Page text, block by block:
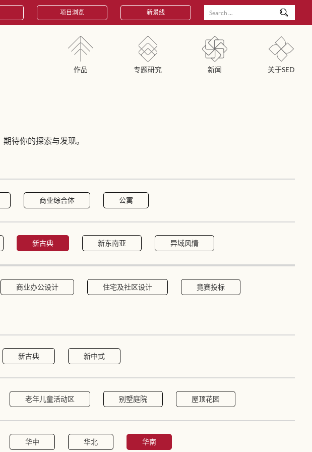
项目浏览 新景线
作品 专题研究 新闻 关于SED
待你的探索与发现。
商业综合体 公寓
新古典 新东南亚 异域风情
商业办公设计 住宅及社区设计 竟赛投标
新古典 新中式
老年儿童活动区 别墅庭院 屋顶花园
华中 华北 华南